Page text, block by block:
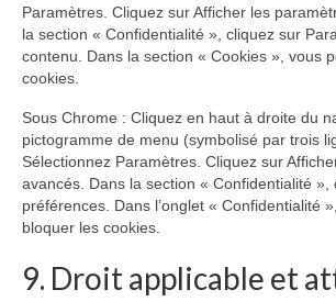
Paramètres. Cliquez sur Afficher les
la section « Confidentialité », cliquez sur
contenu. Dans la section « Cookies », vous
cookies.
Sous Chrome : Cliquez en haut à droite du
pictogramme de menu (symbolisé par trois
Sélectionnez Paramètres. Cliquez sur
avancés. Dans la section « Confidentialité »,
préférences. Dans l’onglet « Confidentialité
bloquer les cookies.
9. Droit applicable et